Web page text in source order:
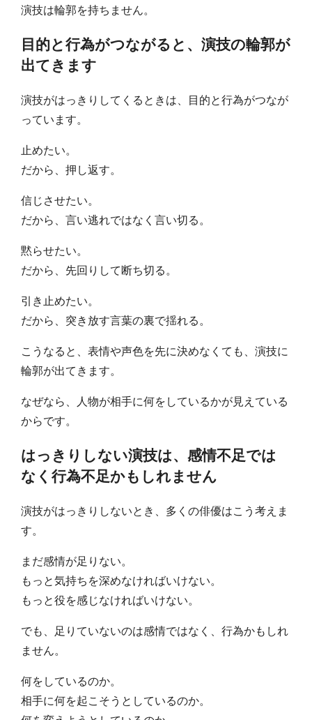
演技は輪郭を持ちません。
目的と行為がつながると、演技の輪郭が
出てきます
演技がはっきりしてくるときは、目的と行為がつなが
っています。
止めたい。
だから、押し返す。
信じさせたい。
だから、言い逃れではなく言い切る。
黙らせたい。
だから、先回りして断ち切る。
引き止めたい。
だから、突き放す言葉の裏で揺れる。
こうなると、表情や声色を先に決めなくても、演技に
輪郭が出てきます。
なぜなら、人物が相手に何をしているかが見えている
からです。
はっきりしない演技は、感情不足では
なく行為不足かもしれません
演技がはっきりしないとき、多くの俳優はこう考えま
す。
まだ感情が足りない。
もっと気持ちを深めなければいけない。
もっと役を感じなければいけない。
でも、足りていないのは感情ではなく、行為かもしれ
ません。
何をしているのか。
相手に何を起こそうとしているのか。